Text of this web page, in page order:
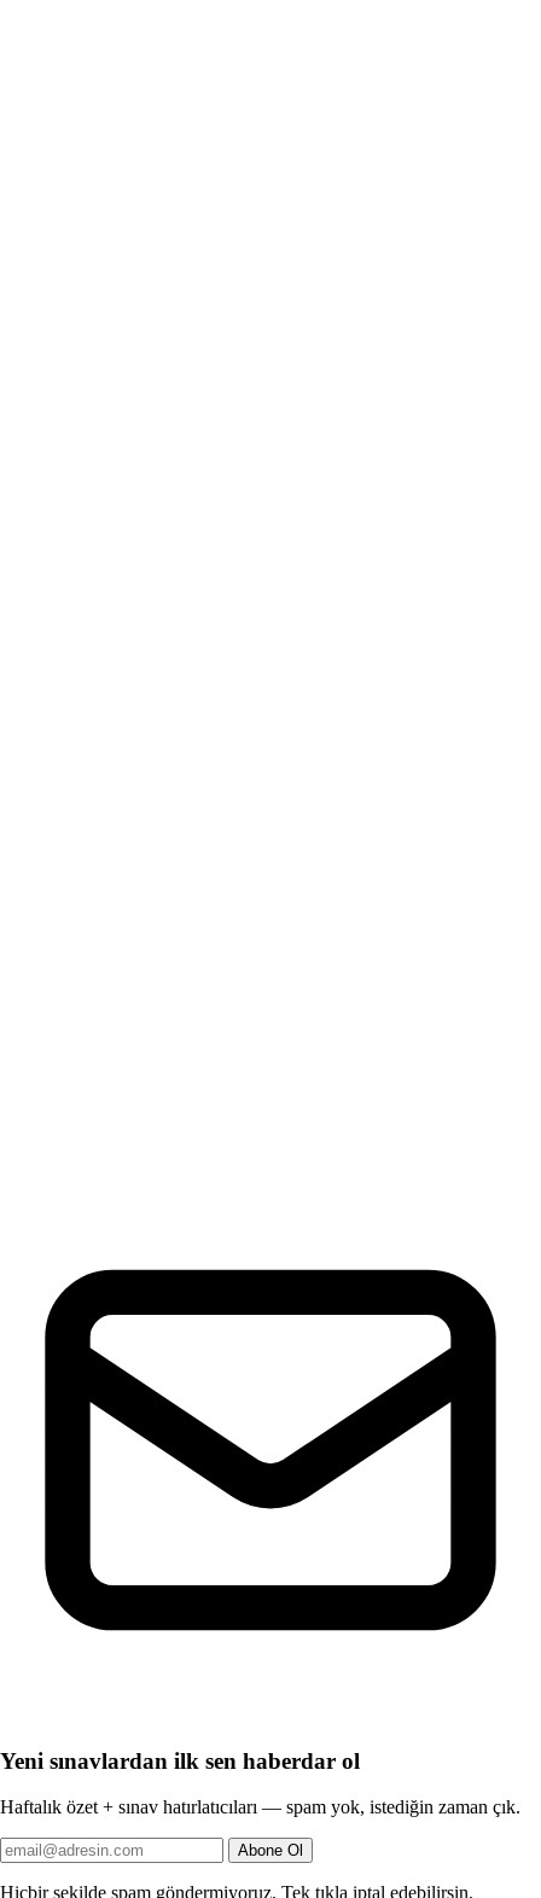
Yeni sınavlardan ilk sen haberdar ol
Haftalık özet + sınav hatırlatıcıları — spam yok, istediğin zaman çık.
Abone Ol
Hiçbir şekilde spam göndermiyoruz. Tek tıkla iptal edebilirsin.